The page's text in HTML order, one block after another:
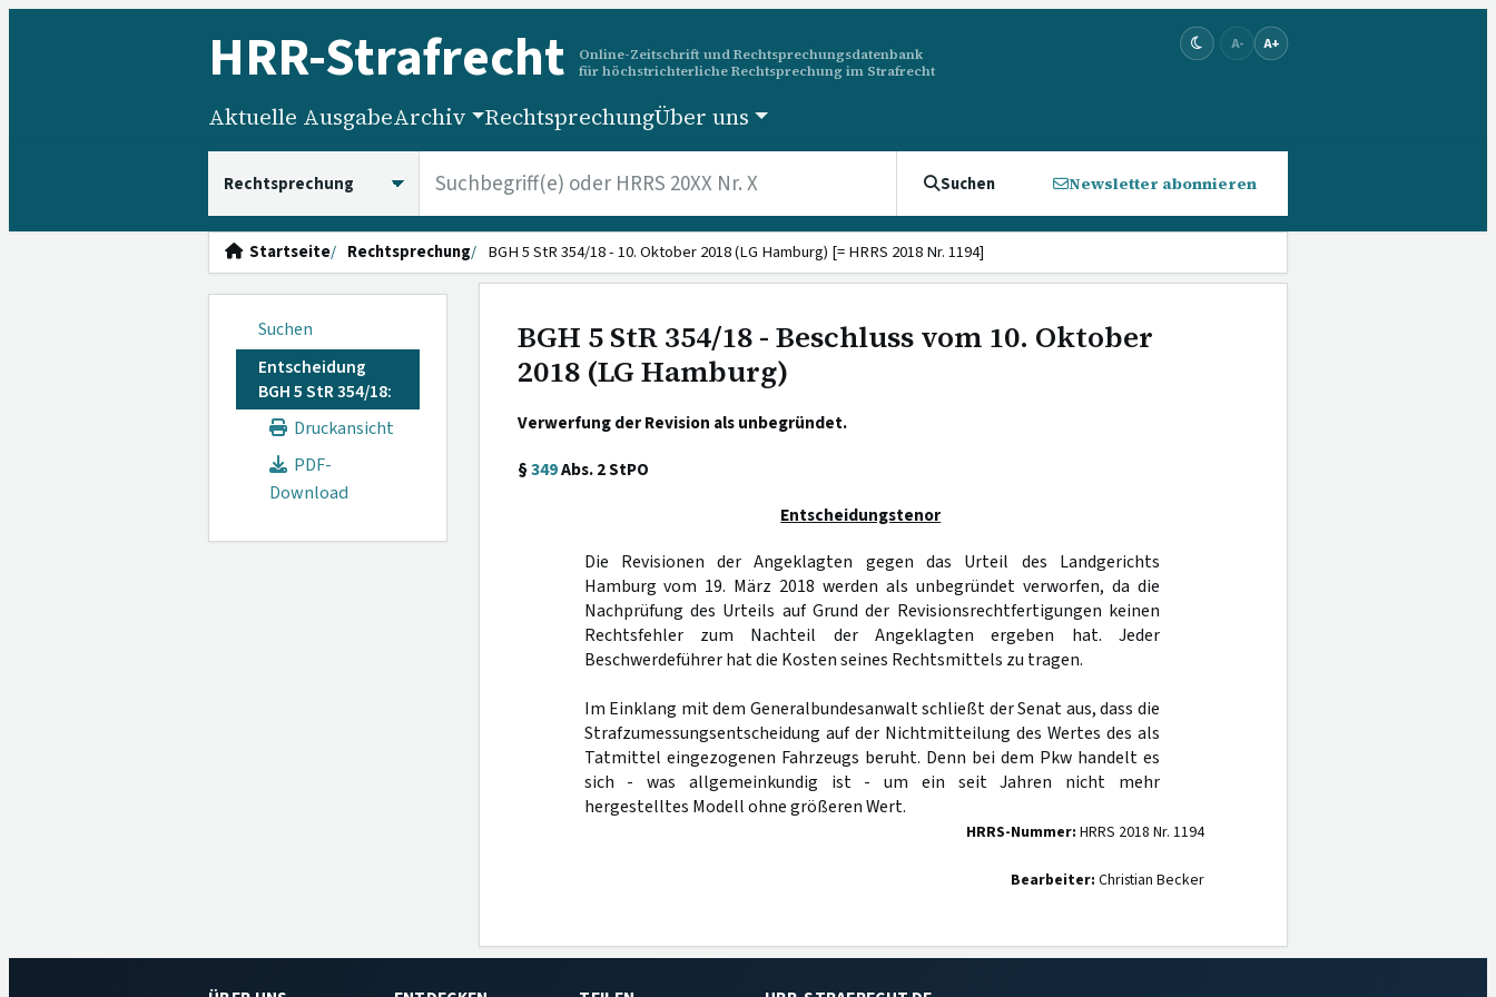
HRR-Strafrecht
Online-Zeitschrift und Rechtsprechungsdatenbank
für höchstrichterliche Rechtsprechung im Strafrecht
A- A+
Aktuelle AusgabeArchiv RechtsprechungÜber uns
Suchen Newsletter abonnieren
Startseite Rechtsprechung BGH 5 StR 354/18 - 10. Oktober 2018 (LG Hamburg) [= HRRS 2018 Nr. 1194]
Suchen
Entscheidung
BGH 5 StR 354/18:
Druckansicht
PDF-
Download
BGH 5 StR 354/18 - Beschluss vom 10. Oktober
2018 (LG Hamburg)
Verwerfung der Revision als unbegründet.
§349Abs. 2 StPO
Entscheidungstenor
Die Revisionen der Angeklagten gegen das Urteil des Landgerichts
Hamburg vom 19. März 2018 werden als unbegründet verworfen, da die
Nachprüfung des Urteils auf Grund der Revisionsrechtfertigungen keinen
Rechtsfehler zum Nachteil der Angeklagten ergeben hat. Jeder
Beschwerdeführer hat die Kosten seines Rechtsmittels zu tragen.
Im Einklang mit dem Generalbundesanwalt schließt der Senat aus, dass die
Strafzumessungsentscheidung auf der Nichtmitteilung des Wertes des als
Tatmittel eingezogenen Fahrzeugs beruht. Denn bei dem Pkw handelt es
sich - was allgemeinkundig ist - um ein seit Jahren nicht mehr
hergestelltes Modell ohne größeren Wert.
HRRS-Nummer: HRRS 2018 Nr. 1194
Bearbeiter: Christian Becker